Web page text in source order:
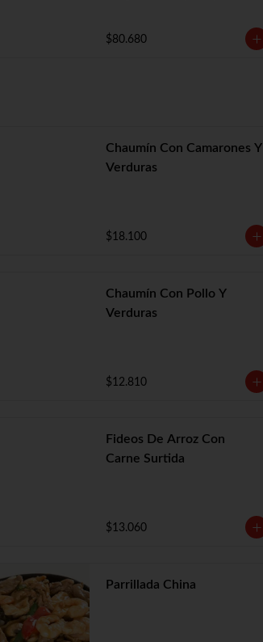
$80.680
Chaumín Con Camarones Y
Verduras
$18.100
Chaumín Con Pollo Y
Verduras
$12.810
Fideos De Arroz Con
Carne Surtida
$13.060
Parrillada China